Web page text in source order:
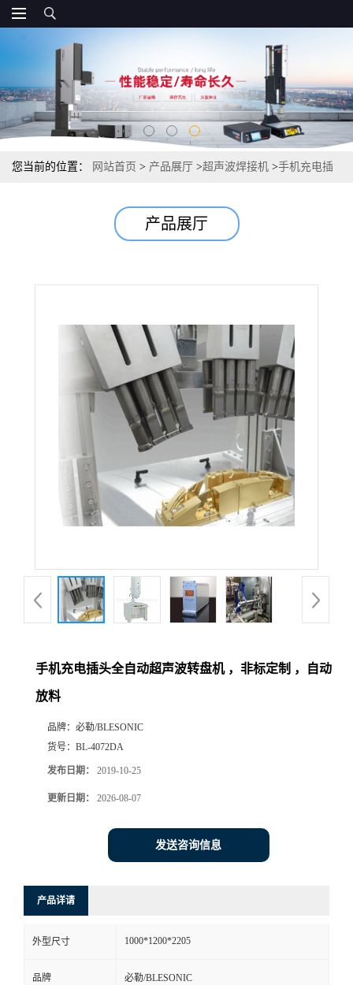
您当前的位置： 网站首页 > 产品展厅 >超声波焊接机 >手机充电插
产品展厅
手机充电插头全自动超声波转盘机 ，非标定制 ，自动
放料
品牌： 必勒/BLESONIC
货号： BL-4072DA
发布日期： 2019-10-25
更新日期： 2026-08-07
发送咨询信息
产品详请
外型尺寸 1000*1200*2205
品牌 必勒/BLESONIC